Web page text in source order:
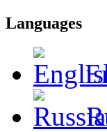
Languages